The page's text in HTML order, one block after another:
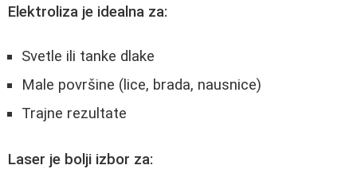
Elektroliza je idealna za:
Svetle ili tanke dlake
Male površine (lice, brada, nausnice)
Trajne rezultate
Laser je bolji izbor za: